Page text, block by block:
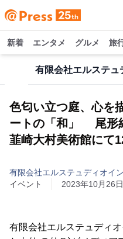
新着 エンタメ グルメ 旅
色匂い立つ庭、心を
ートの「和」 尾形
韮崎大村美術館にて
有限会社エルステュディオイ
イベント
2023年10月26
有限会社エルステュディ